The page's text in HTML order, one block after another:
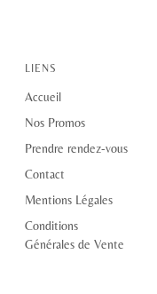
LIENS
Accueil
Nos Promos
Prendre rendez-vous
Contact
Mentions Légales
Conditions
Générales de Vente